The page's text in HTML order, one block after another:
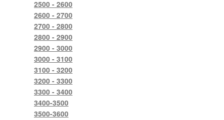
2500 - 2600
2600 - 2700
2700 - 2800
2800 - 2900
2900 - 3000
3000 - 3100
3100 - 3200
3200 - 3300
3300 - 3400
3400-3500
3500-3600